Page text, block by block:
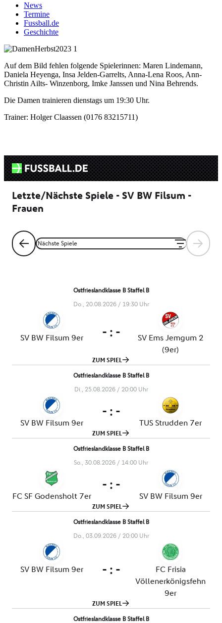
News
Termine
Fussball.de
Geschichte
Auf dem Bild fehlen folgende Spielerinnen: Maren Lindemann,
Daniela Heyenga, Insa Jelden-Garrelts, Anna-Lena Roos, Ann-
Christin Ailts- Winzenborg, Imke Janssen und Nina Behrends.
Die Damen trainieren dienstags um 19:30 Uhr.
Trainer: Holger Claassen (0176 83215711)